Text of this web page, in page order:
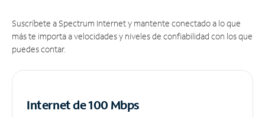
Suscríbete a Spectrum Internet y mantente conectado a lo que
más te importa a velocidades y niveles de confiabilidad con los que
puedes contar.
Internet de 100 Mbps